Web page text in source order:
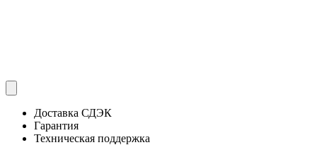
Доставка СДЭК
Гарантия
Техническая поддержка